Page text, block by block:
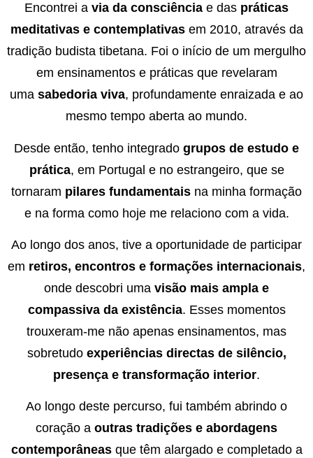
Encontrei a via da consciência e das práticas
meditativas e contemplativasem 2010, através da
tradição budista tibetana. Foi o início de um mergulho
em ensinamentos e práticas que revelaram
uma sabedoria viva, profundamente enraizada e ao
mesmo tempo aberta ao mundo.
Desde então, tenho integrado grupos de estudo e
prática, em Portugal e no estrangeiro, que se
tornaram pilares fundamentais na minha formação
e na forma como hoje me relaciono com a vida.
Ao longo dos anos, tive a oportunidade de participar
em retiros, encontros e formações internacionais,
onde descobri uma visão mais ampla e
compassiva da existência. Esses momentos
trouxeram-me não apenas ensinamentos, mas
sobretudo experiências directas de silêncio,
presença e transformação interior.
Ao longo deste percurso, fui também abrindo o
coração a outras tradições e abordagens
contemporâneasque têm alargado e completado a